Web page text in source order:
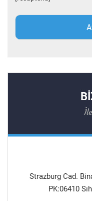
Strazburg Cad.
PK:06410